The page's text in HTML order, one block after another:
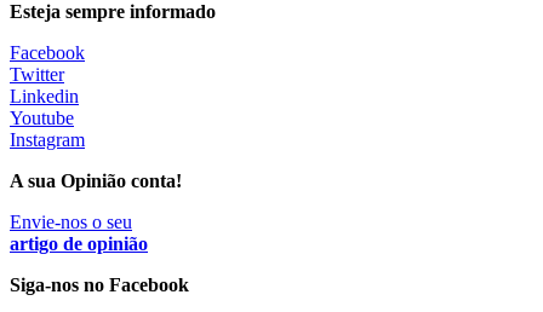
MAIS NOTÍCIAS
Quase 11.900 jovens recorreram aos cheques psicólogo e
nutricionista no primeiro mês
7 Ago, 2026|0 Comments
ULS de Coimbra estreia cirurgia endoscópica do ouvido com
apoio robótico em Portugal
Esteja sempre informado
Facebook
Twitter
Linkedin
Youtube
Instagram
A sua Opinião conta!
Envie-nos o seu
artigo de opinião
Siga-nos no Facebook